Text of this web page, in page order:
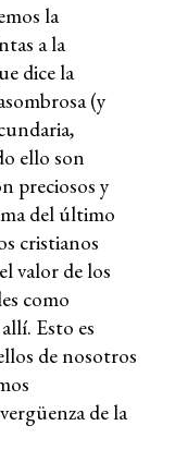
la
a la
dice la
(y
ello son
preciosos y
del último
cristianos
valor de los
como
Esto es
de nosotros
de la